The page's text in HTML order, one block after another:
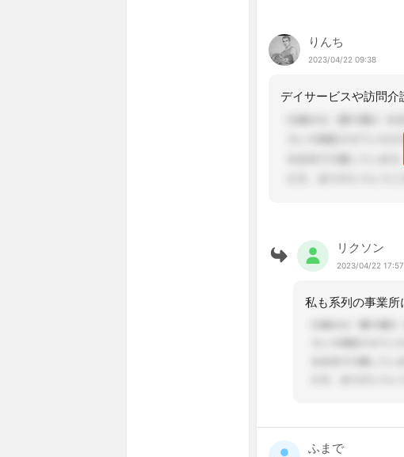
りんち
2023/04/22 09:38
リクソン
2023/04/22 17:57
ふまで